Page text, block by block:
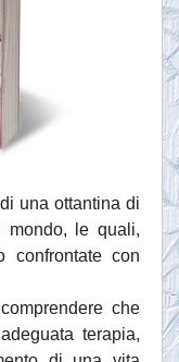
una ottantina di
mondo, le quali,
con
che
terapia,